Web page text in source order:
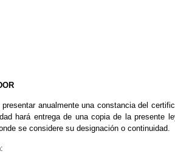
anualmente una constancia del
hará entrega de una copia de la presente
se considere su designación o continuidad.